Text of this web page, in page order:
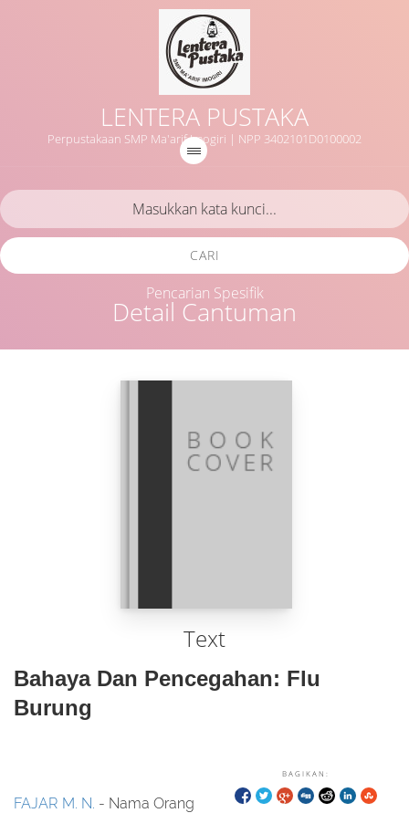
LENTERA PUSTAKA
Perpustakaan SMP Ma'arif Imogiri | NPP 3402101D0100002
Detail Cantuman
CARI
Pencarian Spesifik
Text
Bahaya Dan Pencegahan: Flu
Burung
BAGIKAN:
FAJAR M. N. - Nama Orang